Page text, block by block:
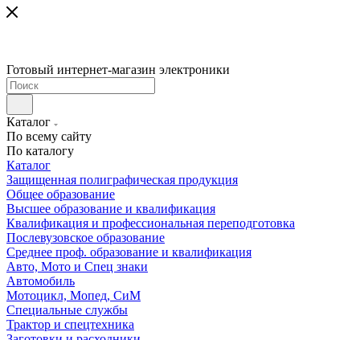
Готовый интернет-магазин электроники
Каталог
По всему сайту
По каталогу
Каталог
Защищенная полиграфическая продукция
Общее образование
Высшее образование и квалификация
Квалификация и профессиональная переподготовка
Послевузовское образование
Среднее проф. образование и квалификация
Авто, Мото и Спец знаки
Автомобиль
Мотоцикл, Мопед, СиМ
Специальные службы
Трактор и спецтехника